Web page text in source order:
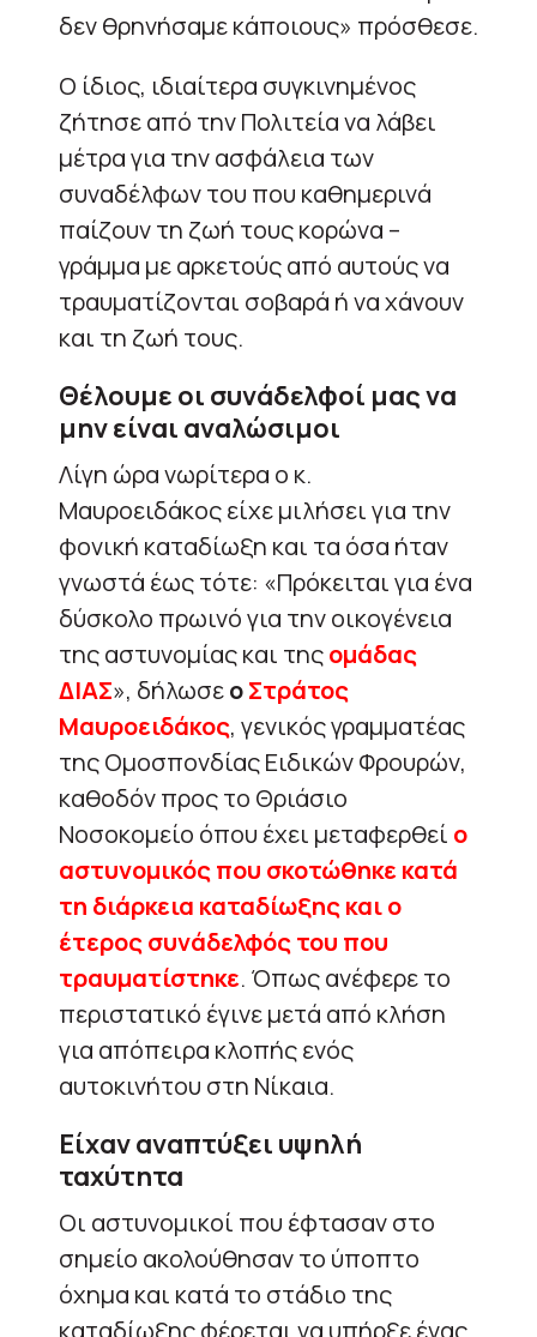
δεν θρηνήσαμε κάποιους» πρόσθεσε.
Ο ίδιος, ιδιαίτερα συγκινημένος
ζήτησε από την Πολιτεία να λάβει
μέτρα για την ασφάλεια των
συναδέλφων του που καθημερινά
παίζουν τη ζωή τους κορώνα –
γράμμα με αρκετούς από αυτούς να
τραυματίζονται σοβαρά ή να χάνουν
και τη ζωή τους.
Θέλουμε οι συνάδελφοί μας να
μην είναι αναλώσιμοι
Λίγη ώρα νωρίτερα ο κ.
Μαυροειδάκος είχε μιλήσει για την
φονική καταδίωξη και τα όσα ήταν
γνωστά έως τότε: «Πρόκειται για ένα
δύσκολο πρωινό για την οικογένεια
της αστυνομίας και τηςομάδας
ΔΙΑΣ», δήλωσεοΣτράτος
Μαυροειδάκος, γενικός γραμματέας
της Ομοσπονδίας Ειδικών Φρουρών,
καθοδόν προς το Θριάσιο
Νοσοκομείο όπου έχει μεταφερθεί ο
αστυνομικός που σκοτώθηκε κατά
τη διάρκεια καταδίωξης και ο
έτερος συνάδελφός του που
τραυματίστηκε. Όπως ανέφερε το
περιστατικό έγινε μετά από κλήση
για απόπειρα κλοπής ενός
αυτοκινήτου στη Νίκαια.
Είχαν αναπτύξει υψηλή
ταχύτητα
Οι αστυνομικοί που έφτασαν στο
σημείο ακολούθησαν το ύποπτο
όχημα και κατά το στάδιο της
καταδίωξης φέρεται να υπήρξε ένας